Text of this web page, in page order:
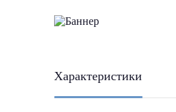
Характеристики